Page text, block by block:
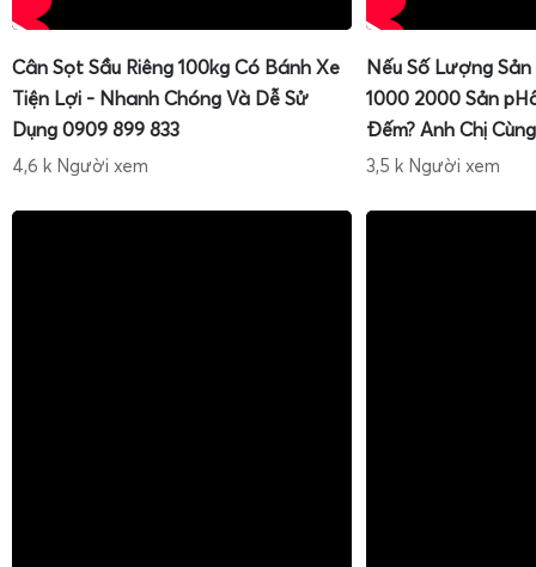
Cân Sọt Sầu Riêng 100kg Có Bánh Xe
Tiện Lợi - Nhanh Chóng Và Dễ Sử
Dụng 0909 899 833
4,6 k Người xem
Nếu Số Lượng
1000 2000 Sản
Đếm? Anh Chị
3,5 k Người xem